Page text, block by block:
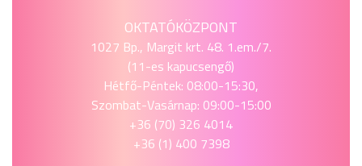
OKTATÓKÖZPONT
1027 Bp., Margit krt. 48. 1.em./7.
(11-es kapucsengő)
Hétfő-Péntek: 08:00-15:30,
Szombat-Vasárnap: 09:00-15:00
+36 (70) 326 4014
+36 (1) 400 7398